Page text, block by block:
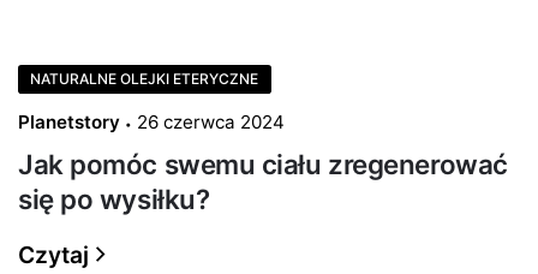
NATURALNE OLEJKI ETERYCZNE
Planetstory 26 czerwca 2024
Jak pomóc swemu ciału zregenerować
się po wysiłku?
Czytaj